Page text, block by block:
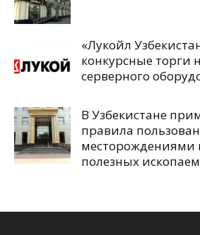
«Лукойл
конкурсные торги
серверного
В Узбекистане
правила
месторождениями
полезных